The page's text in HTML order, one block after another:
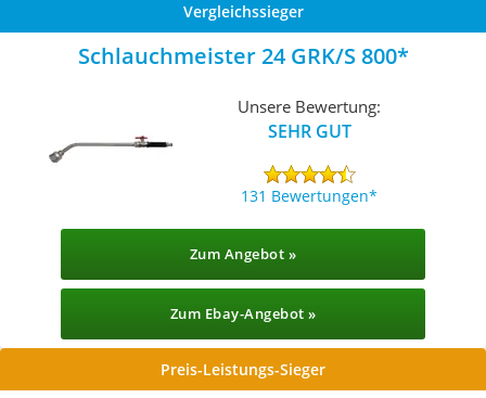
Vergleichssieger
Schlauchmeister 24 GRK/S 800
Unsere Bewertung:
SEHR GUT
131 Bewertungen
Zum Angebot »
Zum Ebay-Angebot »
Preis-Leistungs-Sieger